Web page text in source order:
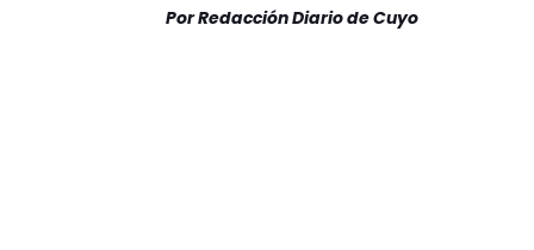
PorRedacción Diario de Cuyo